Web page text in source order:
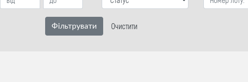
Фiльтрувати Очистити